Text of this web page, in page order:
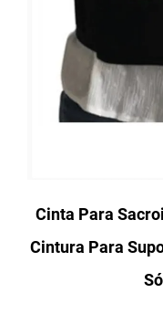
Cinta Para
Cintura Para